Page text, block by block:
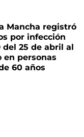
Mancha registró
por infección
del 25 de abril al
en personas
60 años